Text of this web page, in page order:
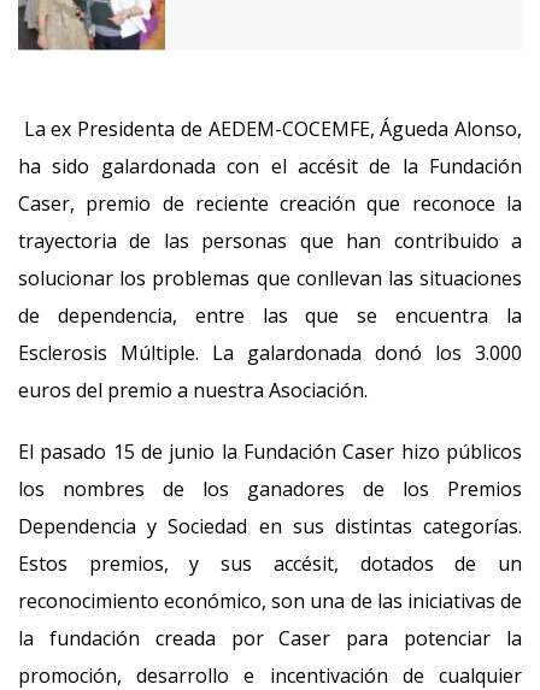
La ex Presidenta de AEDEM-COCEMFE, Águeda Alonso,
ha sido galardonada con el accésit de la Fundación
Caser, premio de reciente creación que reconoce la
trayectoria de las personas que han contribuido a
solucionar los problemas que conllevan las situaciones
de dependencia, entre las que se encuentra la
Esclerosis Múltiple. La galardonada donó los 3.000
euros del premio a nuestra Asociación.
El pasado 15 de junio la Fundación Caser hizo públicos
los nombres de los ganadores de los Premios
Dependencia y Sociedad en sus distintas categorías.
Estos premios, y sus accésit, dotados de un
reconocimiento económico, son una de las iniciativas de
la fundación creada por Caser para potenciar la
promoción, desarrollo e incentivación de cualquier